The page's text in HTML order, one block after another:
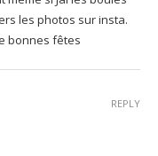
les photos sur insta.
bonnes fêtes
REPLY